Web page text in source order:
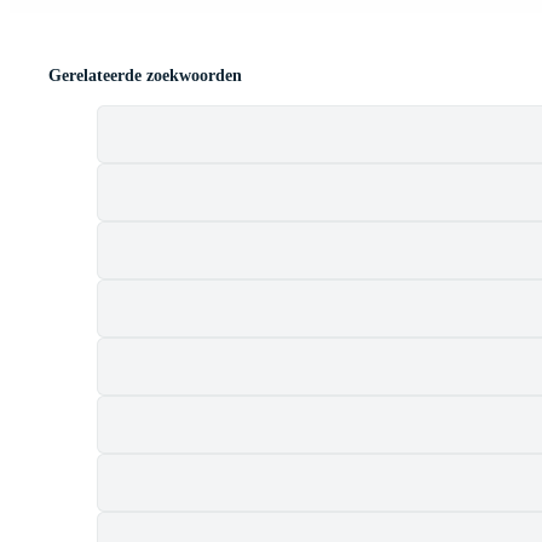
Gerelateerde zoekwoorden